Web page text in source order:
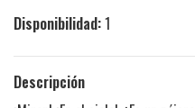
Disponibilidad:1
Descripción